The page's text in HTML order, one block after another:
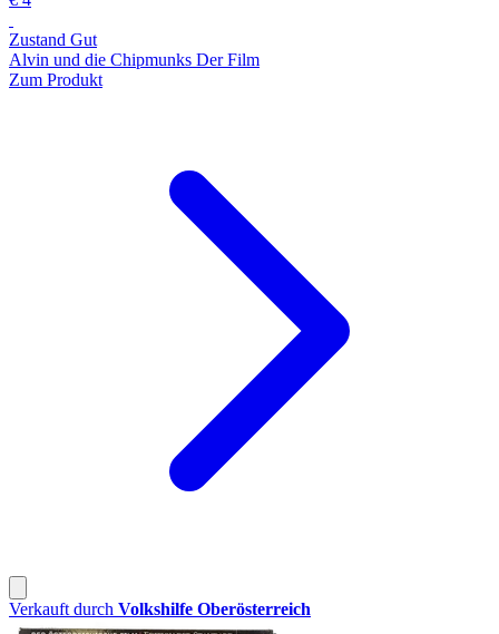
Zustand Gut
Alvin und die Chipmunks Der Film
Zum Produkt
Verkauft durch Volkshilfe Oberösterreich